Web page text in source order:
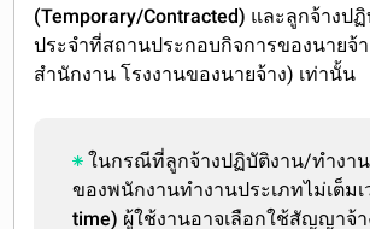
(Temporary/Contracted) และลูกจ้างปฏิ
ประจำที่สถานประกอบกิจการของนายจ้า
สำนักงาน โรงงานของนายจ้าง) เท่านั้น
ในกรณีที่ลูกจ้างปฏิบัติงาน/ทำงา
ของพนักงานทำงานประเภทไม่เต็มเ
time) ผู้ใช้งานอาจเลือกใช้สัญญาจ้า